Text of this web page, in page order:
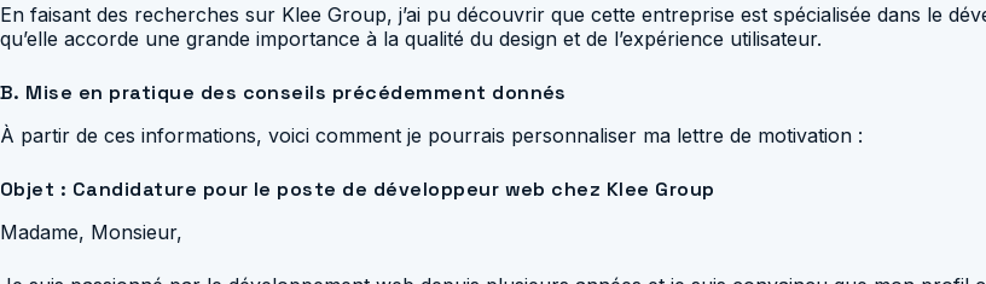
En faisant des recherches sur Klee Group, j’ai pu découvrir que cette entreprise est spécialisée dans le
qu’elle accorde une grande importance à la qualité du design et de l’expérience utilisateur.
B. Mise en pratique des conseils précédemment donnés
À partir de ces informations, voici comment je pourrais personnaliser ma lettre de motivation :
Objet : Candidature pour le poste de développeur web chez Klee Group
Madame, Monsieur,